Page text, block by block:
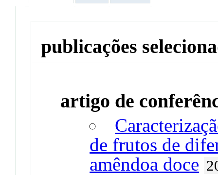
publicações
artigo de
de frutos de
amêndoa doce